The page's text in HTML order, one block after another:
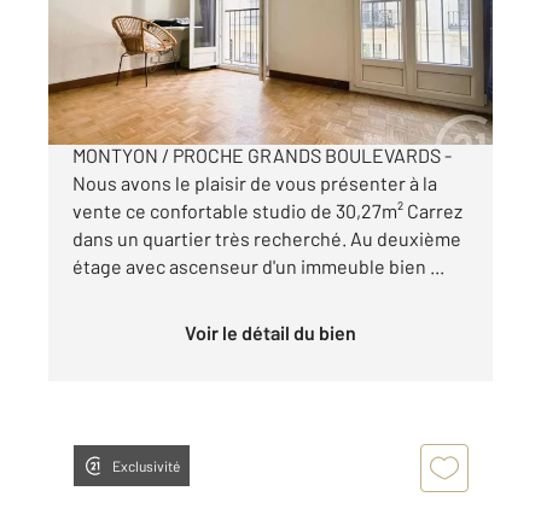
Appartement F1 à vendre
349 000 €
EXCLUSIVITE CENTURY 21 !!! RUE DE
MONTYON / PROCHE GRANDS BOULEVARDS -
Nous avons le plaisir de vous présenter à la
vente ce confortable studio de 30,27m² Carrez
dans un quartier très recherché. Au deuxième
étage avec ascenseur d'un immeuble bien ...
Voir le détail du bien
Exclusivité